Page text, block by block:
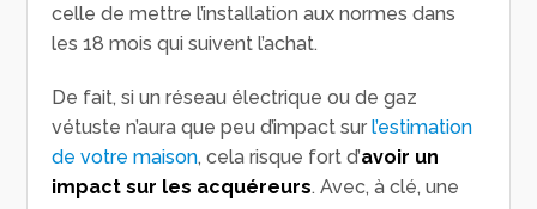
celle de mettre l’installation aux normes dans
les 18 mois qui suivent l’achat.
De fait, si un réseau électrique ou de gaz
vétuste n’aura que peu d’impact surl’estimation
de votre maison, cela risque fort d’avoir un
impact sur les acquéreurs. Avec, à clé, une